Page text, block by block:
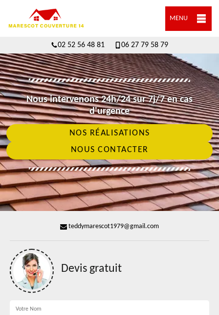
MENU
02 52 56 48 81 06 27 79 58 79
Nous intervenons 24h/24 sur 7j/7 en cas
d'urgence
NOS RÉALISATIONS
NOUS CONTACTER
teddymarescot1979@gmail.com
Devis gratuit